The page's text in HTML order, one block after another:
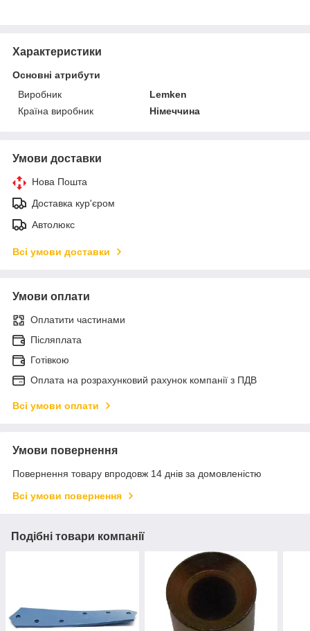
Характеристики
Основні атрибути
Виробник
Lemken
Країна виробник
Німеччина
Умови доставки
Нова Пошта
Доставка кур'єром
Автолюкс
Всі умови доставки
Умови оплати
Оплатити частинами
Післяплата
Готівкою
Оплата на розрахунковий рахунок компанії з ПДВ
Всі умови оплати
Умови повернення
Повернення товару впродовж 14 днів за домовленістю
Всі умови повернення
Подібні товари компанії